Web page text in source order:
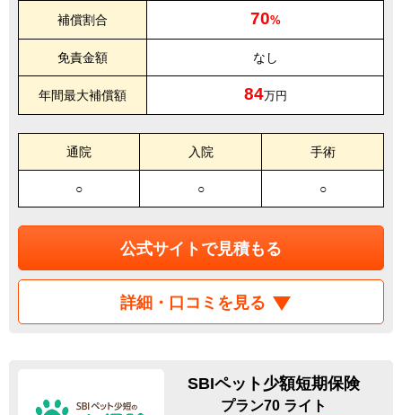
補償割合 70%
免責金額 なし
年間最大補償額 84万円
通院 入院 手術
○ ○ ○
公式サイトで見積もる
詳細・口コミを見る
SBIペット少額短期保険
プラン70 ライト